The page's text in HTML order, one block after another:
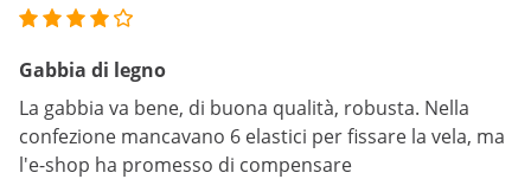
Gabbia di legno
La gabbia va bene, di buona qualità, robusta. Nella
confezione mancavano 6 elastici per fissare la vela, ma
l'e-shop ha promesso di compensare